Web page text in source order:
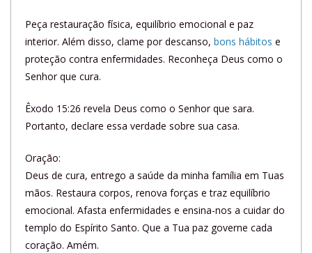
Peça restauração física, equilíbrio emocional e paz
interior. Além disso, clame por descanso, bons hábitos e
proteção contra enfermidades. Reconheça Deus como o
Senhor que cura.
Êxodo 15:26 revela Deus como o Senhor que sara.
Portanto, declare essa verdade sobre sua casa.
Oração:
Deus de cura, entrego a saúde da minha família em Tuas
mãos. Restaura corpos, renova forças e traz equilíbrio
emocional. Afasta enfermidades e ensina-nos a cuidar do
templo do Espírito Santo. Que a Tua paz governe cada
coração. Amém.